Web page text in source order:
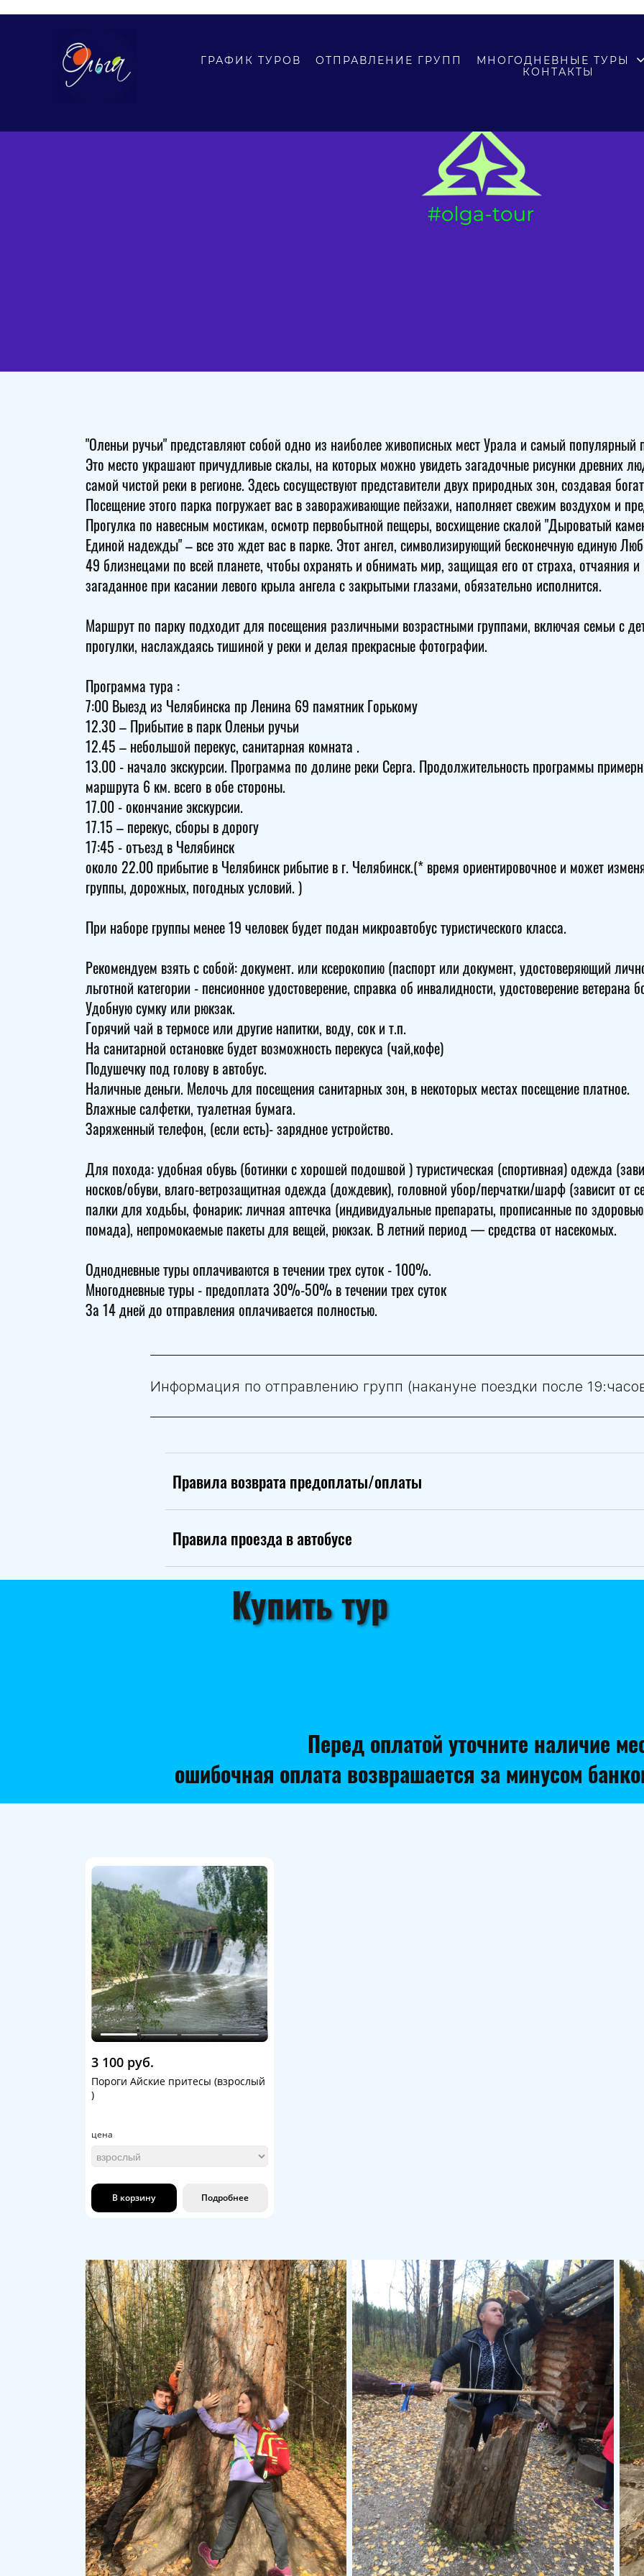
ГРАФИК ТУРОВ ОТПРАВЛЕНИЕ ГРУПП
МНОГОДНЕВНЫЕ ТУРЫ
КОНТАКТЫ
Тур Оленьи ручьи
Программа тура
"Оленьи ручьи" представляют собой одно из наиболее живописных мест Урала и самый популярный
Это место украшают причудливые скалы, на которых можно увидеть загадочные рисунки древних
самой чистой реки в регионе. Здесь сосуществуют представители двух природных зон, создавая
Посещение этого парка погружает вас в завораживающие пейзажи, наполняет свежим воздухом и
Прогулка по навесным мостикам, осмотр первобытной пещеры, восхищение скалой "Дыроватый
Единой надежды" – все это ждет вас в парке. Этот ангел, символизирующий бесконечную единую
49 близнецами по всей планете, чтобы охранять и обнимать мир, защищая его от страха, отчаяния
загаданное при касании левого крыла ангела с закрытыми глазами, обязательно исполнится.
Маршрут по парку подходит для посещения различными возрастными группами, включая семьи с
прогулки, наслаждаясь тишиной у реки и делая прекрасные фотографии.
Программа тура :
7:00 Выезд из Челябинска пр Ленина 69 памятник Горькому
12.30 – Прибытие в парк Оленьи ручьи
12.45 – небольшой перекус, санитарная комната .
13.00 - начало экскурсии. Программа по долине реки Серга. Продолжительность программы
маршрута 6 км. всего в обе стороны.
17.00 - окончание экскурсии.
17.15 – перекус, сборы в дорогу
17:45 - отъезд в Челябинск
около 22.00 прибытие в Челябинск рибытие в г. Челябинск.(* время ориентировочное и может
группы, дорожных, погодных условий. )
При наборе группы менее 19 человек будет подан микроавтобус туристического класса.
Рекомендуем взять с собой: документ. или ксерокопию (паспорт или документ, удостоверяющий
льготной категории - пенсионное удостоверение, справка об инвалидности, удостоверение ветерана
Удобную сумку или рюкзак.
Горячий чай в термосе или другие напитки, воду, сок и т.п.
На санитарной остановке будет возможность перекуса (чай,кофе)
Подушечку под голову в автобус.
Наличные деньги. Мелочь для посещения санитарных зон, в некоторых местах посещение платное.
Влажные салфетки, туалетная бумага.
Заряженный телефон, (если есть)- зарядное устройство.
Для похода: удобная обувь (ботинки с хорошей подошвой ) туристическая (спортивная) одежда
носков/обуви, влаго-ветрозащитная одежда (дождевик), головной убор/перчатки/шарф (зависит от
палки для ходьбы, фонарик; личная аптечка (индивидуальные препараты, прописанные по
помада), непромокаемые пакеты для вещей, рюкзак. В летний период — средства от насекомых.
Однодневные туры оплачиваются в течении трех суток - 100%.
Многодневные туры - предоплата 30%-50% в течении трех суток
За 14 дней до отправления оплачивается полностью.
Информация по отправлению групп (накануне поездки после
Правила возврата предоплаты/оплаты
Правила проезда в автобусе
Купить тур
Перед оплатой уточните наличие
ошибочная оплата возврашается за минусом
3 100 руб.
Пороги Айские притесы (взрослый
)
цена
В корзину Подробнее